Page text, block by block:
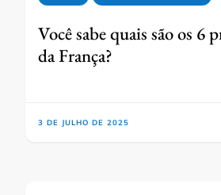
Você sabe quais são os 6
da França?
3 DE JULHO DE 2025